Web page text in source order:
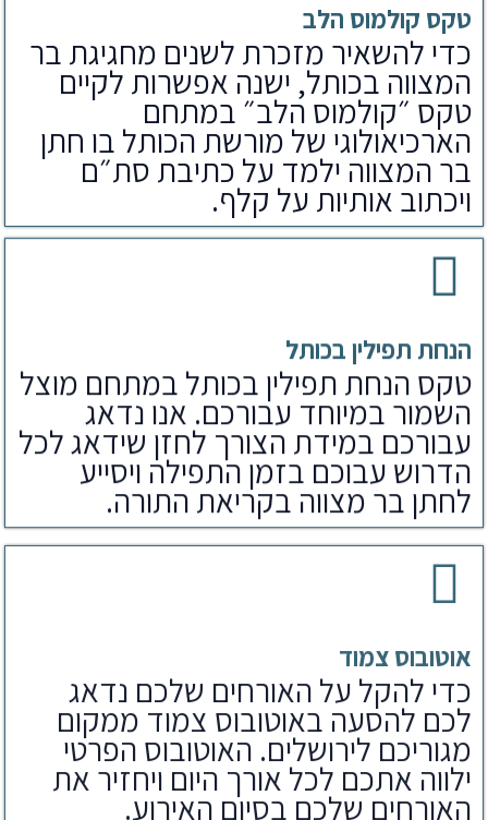
טקס קולמוס הלב
כדי להשאיר מזכרת לשנים מחגיגת בר
המצווה בכותל, ישנה אפשרות לקיים
טקס ״קולמוס הלב״ במתחם
הארכיאולוגי של מורשת הכותל בו חתן
בר המצווה ילמד על כתיבת סת״ם
ויכתוב אותיות על קלף.
הנחת תפילין בכותל
טקס הנחת תפילין בכותל במתחם מוצל
השמור במיוחד עבורכם. אנו נדאג
עבורכם במידת הצורך לחזן שידאג לכל
הדרוש עבוכם בזמן התפילה ויסייע
לחתן בר מצווה בקריאת התורה.
אוטובוס צמוד
כדי להקל על האורחים שלכם נדאג
לכם להסעה באוטובוס צמוד ממקום
מגוריכם לירושלים. האוטובוס הפרטי
ילווה אתכם לכל אורך היום ויחזיר את
האורחים שלכם בסיום האירוע.